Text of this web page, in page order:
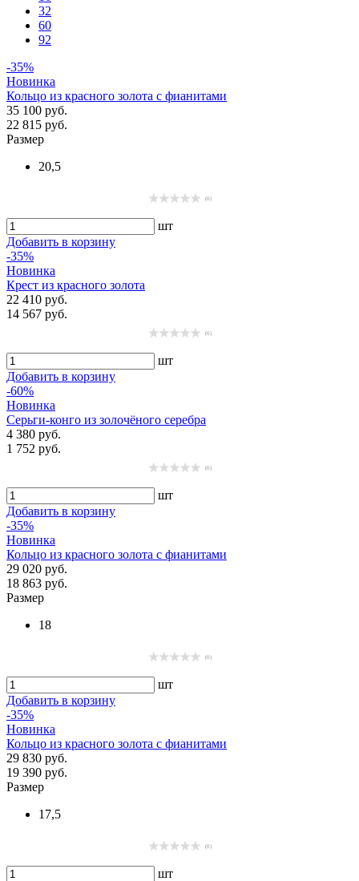
32
60
92
-35%
Новинка
Кольцо из красного золота с фианитами
35 100 руб.
22 815 руб.
Размер
20,5
(0)
шт
Добавить в корзину
-35%
Новинка
Крест из красного золота
22 410 руб.
14 567 руб.
(0)
шт
Добавить в корзину
-60%
Новинка
Серьги-конго из золочёного серебра
4 380 руб.
1 752 руб.
(0)
шт
Добавить в корзину
-35%
Новинка
Кольцо из красного золота с фианитами
29 020 руб.
18 863 руб.
Размер
18
(0)
шт
Добавить в корзину
-35%
Новинка
Кольцо из красного золота с фианитами
29 830 руб.
19 390 руб.
Размер
17,5
(0)
шт